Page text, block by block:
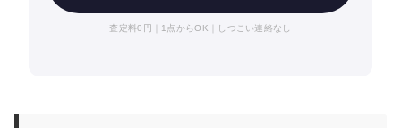
査定料0円｜1点からOK｜しつこい連絡なし